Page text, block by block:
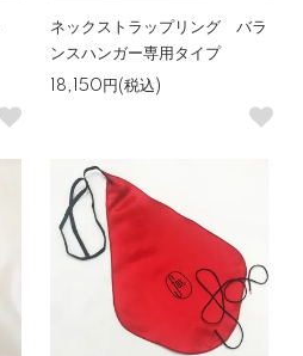
ネックストラップリング バラ
ンスハンガー専用タイプ
18,150円(税込)